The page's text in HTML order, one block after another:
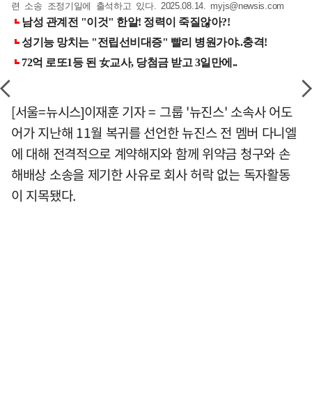
련 소송 조정기일에 출석하고 있다. 2025.08.14. myjs@newsis.com
[서울=뉴시스]이재훈 기자 = 그룹 '뉴진스' 소속사 어도
어가 지난해 11월 복귀를 선언한 뉴진스 전 멤버 다니엘
에 대해 전격적으로 계약해지와 함께 위약금 청구와 손
해배상 소송을 제기한 사유로 회사 허락 없는 독자활동
이 지목됐다.